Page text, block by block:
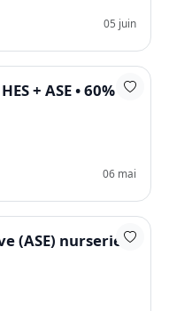
05 juin
+ ASE • 60%
06 mai
(ASE) nurserie